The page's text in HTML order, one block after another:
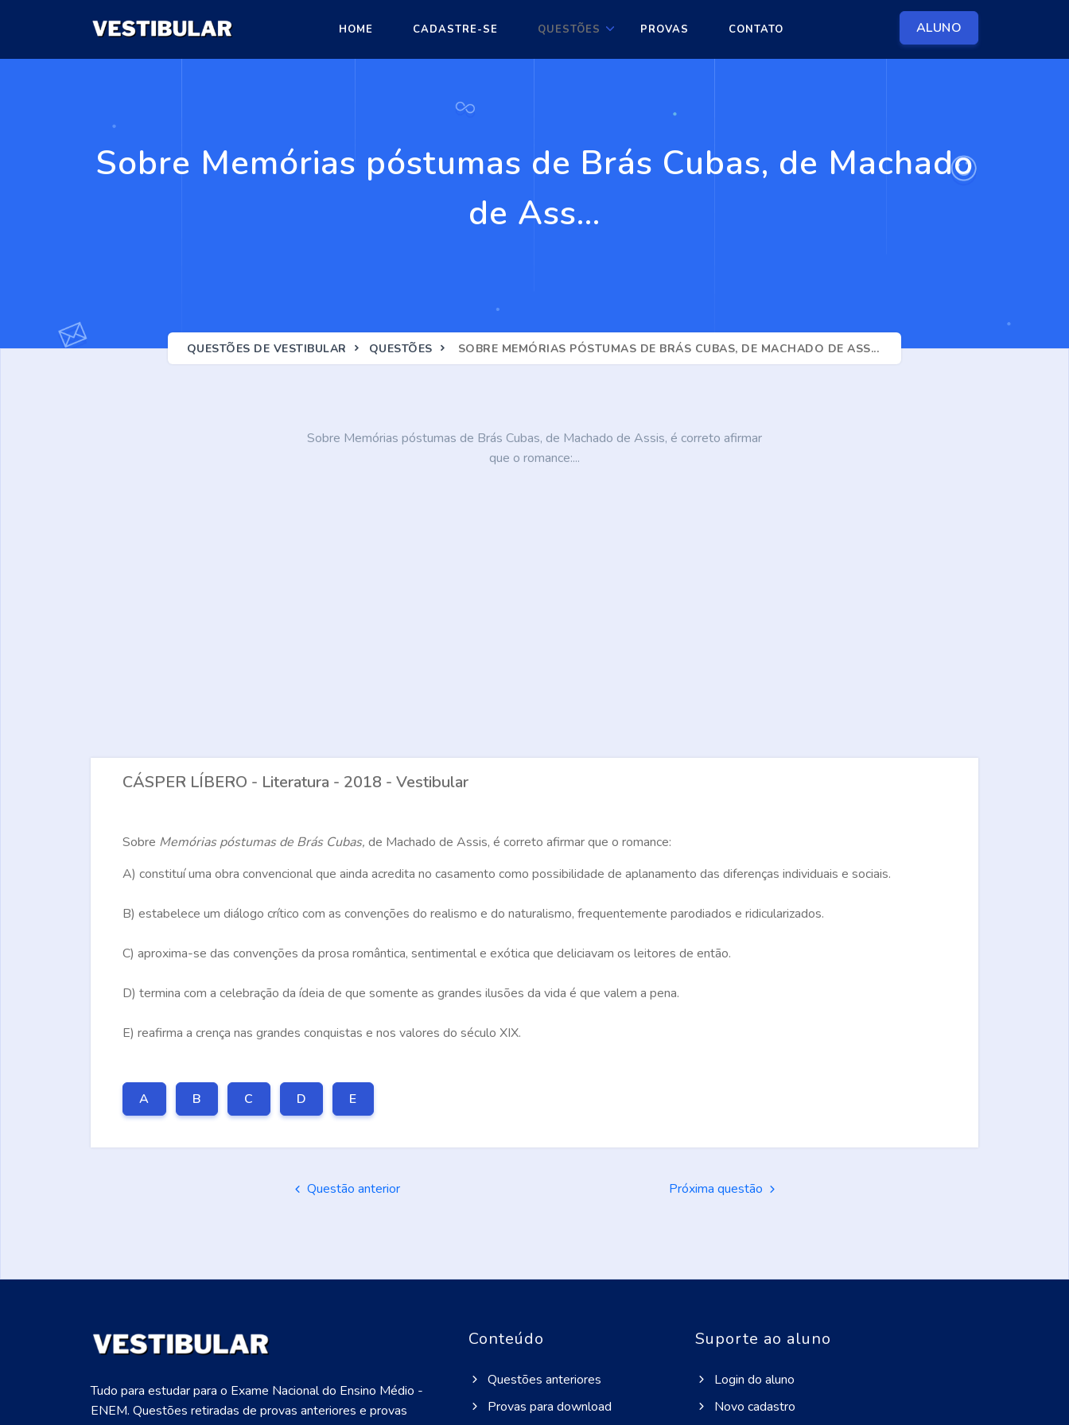
ALUNO
HOME CADASTRE-SE QUESTÕES PROVAS CONTATO
Sobre Memórias póstumas de Brás Cubas, de Machado
de Ass...
QUESTÕES DE VESTIBULAR QUESTÕES SOBRE MEMÓRIAS PÓSTUMAS DE BRÁS CUBAS, DE MACHADO DE ASS...
Sobre Memórias póstumas de Brás Cubas, de Machado de Assis, é correto afirmar
que o romance:...
CÁSPER LÍBERO - Literatura - 2018 - Vestibular
Sobre Memórias póstumas de Brás Cubas, de Machado de Assis, é correto afirmar que o romance:
A) constituí uma obra convencional que ainda acredita no casamento como possibilidade de aplanamento das diferenças individuais e sociais.
B) estabelece um diálogo crítico com as convenções do realismo e do naturalismo, frequentemente parodiados e ridicularizados.
C) aproxima-se das convenções da prosa romântica, sentimental e exótica que deliciavam os leitores de então.
D) termina com a celebração da ídeia de que somente as grandes ilusões da vida é que valem a pena.
E) reafirma a crença nas grandes conquistas e nos valores do século XIX.
A B C D E
Questão anterior Próxima questão
Tudo para estudar para o Exame Nacional do Ensino Médio -
ENEM. Questões retiradas de provas anteriores e provas
Conteúdo
Questões anteriores
Provas para download
Suporte ao aluno
Login do aluno
Novo cadastro